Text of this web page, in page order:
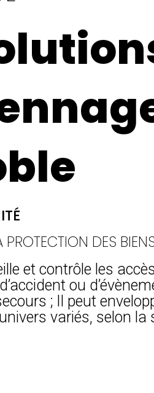
PROTECTION DES
et contrôle les
ou
; Il peut
variés, selon